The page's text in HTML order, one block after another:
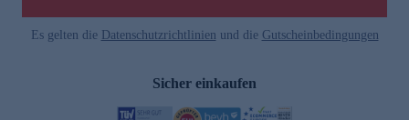
Es gelten die Datenschutzrichtlinien und die Gutscheinbedingungen
Sicher einkaufen